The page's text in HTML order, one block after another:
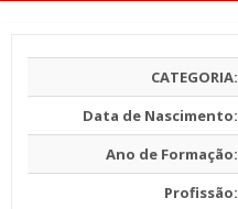
CATEGORIA:
Data de Nascimento:
Ano de Formação:
Profissão: